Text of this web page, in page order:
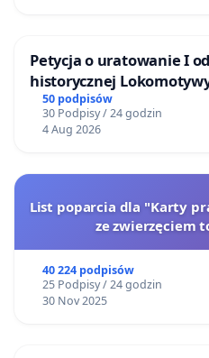
Petycja o uratowanie I
historycznej
50 podpisów
30 Podpisy / 24 godzin
4 Aug 2026
List poparcia dla "Karty
ze zwierzęciem
40 224 podpisów
25 Podpisy / 24 godzin
30 Nov 2025